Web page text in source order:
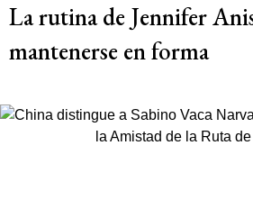
La rutina de Jennifer
mantenerse en forma